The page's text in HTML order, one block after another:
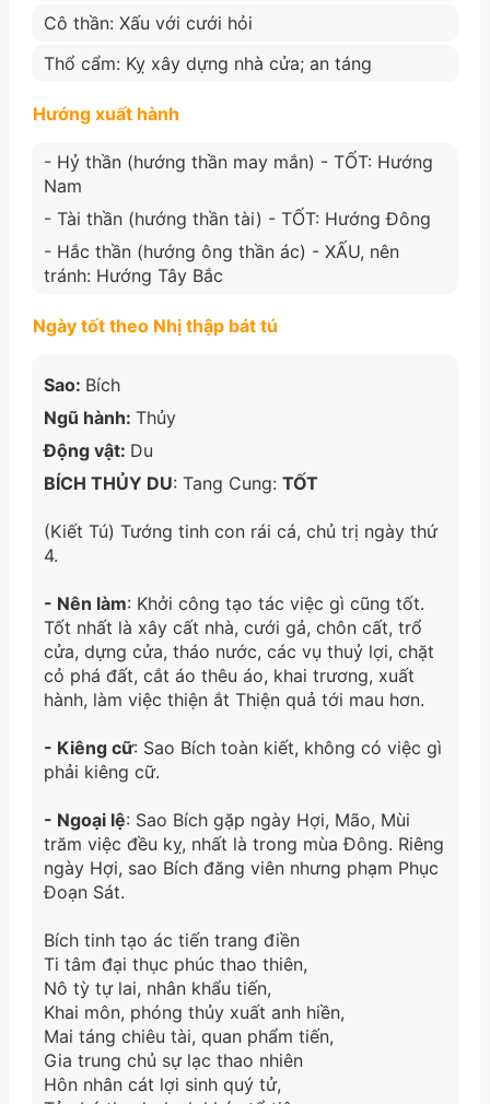
Cô thần: Xấu với cưới hỏi
Thổ cẩm: Kỵ xây dựng nhà cửa; an táng
Hướng xuất hành
- Hỷ thần (hướng thần may mắn) - TỐT: Hướng
Nam
- Tài thần (hướng thần tài) - TỐT: Hướng Đông
- Hắc thần (hướng ông thần ác) - XẤU, nên
tránh: Hướng Tây Bắc
Ngày tốt theo Nhị thập bát tú
Sao: Bích
Ngũ hành: Thủy
Động vật: Du
BÍCH THỦY DU: Tang Cung: TỐT
(Kiết Tú) Tướng tinh con rái cá, chủ trị ngày thứ
4.
- Nên làm: Khởi công tạo tác việc gì cũng tốt.
Tốt nhất là xây cất nhà, cưới gả, chôn cất, trổ
cửa, dựng cửa, tháo nước, các vụ thuỷ lợi, chặt
cỏ phá đất, cắt áo thêu áo, khai trương, xuất
hành, làm việc thiện ắt Thiện quả tới mau hơn.
- Kiêng cữ: Sao Bích toàn kiết, không có việc gì
phải kiêng cữ.
- Ngoại lệ: Sao Bích gặp ngày Hợi, Mão, Mùi
trăm việc đều kỵ, nhất là trong mùa Đông. Riêng
ngày Hợi, sao Bích đăng viên nhưng phạm Phục
Đoạn Sát.
Bích tinh tạo ác tiến trang điền
Ti tâm đại thục phúc thao thiên,
Nô tỳ tự lai, nhân khẩu tiến,
Khai môn, phóng thủy xuất anh hiền,
Mai táng chiêu tài, quan phẩm tiến,
Gia trung chủ sự lạc thao nhiên
Hôn nhân cát lợi sinh quý tử,